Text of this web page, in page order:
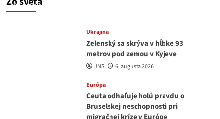
JNS
Ukrajina
Zelenský sa skrýva v hĺbke 93
metrov pod zemou v Kyjeve
JNS 6. augusta 2026
Európa
Ceuta odhaľuje holú pravdu o
Bruselskej neschopnosti pri